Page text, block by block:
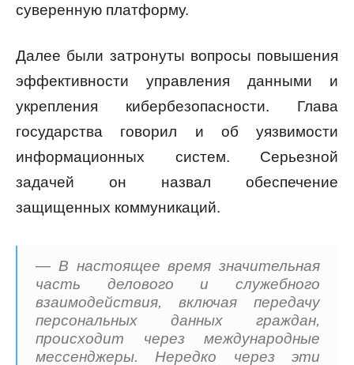
суверенную платформу.
Далее были затронуты вопросы повышения
эффективности управления данными и
укрепления кибербезопасности. Глава
государства говорил и об уязвимости
информационных систем. Серьезной
задачей он назвал обеспечение
защищенных коммуникаций.
— В настоящее время значительная
часть делового и служебного
взаимодействия, включая передачу
персональных данных граждан,
происходит через международные
мессенджеры. Нередко через эти